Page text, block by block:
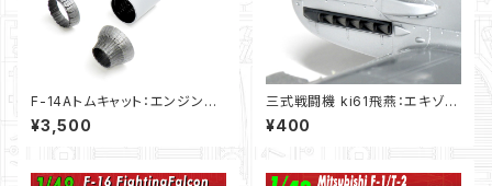
F-14Aトムキャット：エンジンノ
ズル（1/48）
¥3,500
三式戦闘機 ki61飛燕：エキゾー
ストノズル（1/48）
¥400